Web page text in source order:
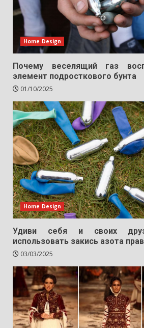
Home Design
Почему веселящий газ
элемент подросткового бунта
01/10/2025
Home Design
Удиви себя и своих
использовать закись азота
03/03/2025